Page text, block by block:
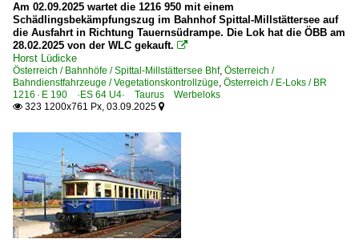
Am 02.09.2025 wartet die 1216 950 mit einem
Schädlingsbekämpfungszug im Bahnhof Spittal-Millstättersee auf
die Ausfahrt in Richtung Tauernsüdrampe. Die Lok hat die ÖBB am
28.02.2025 von der WLC gekauft. 
Horst Lüdicke
Österreich / Bahnhöfe / Spittal-Millstättersee Bhf, Österreich /
Bahndienstfahrzeuge / Vegetationskontrollzüge, Österreich / E-Loks / BR
1216 · E 190 ·ES 64 U4· Taurus Werbeloks
 323 1200x761 Px, 03.09.2025 